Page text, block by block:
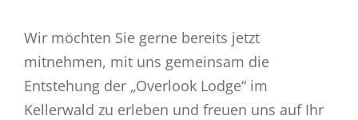
Wir möchten Sie gerne bereits jetzt
mitnehmen, mit uns gemeinsam die
Entstehung der „Overlook Lodge“ im
Kellerwald zu erleben und freuen uns auf Ihr